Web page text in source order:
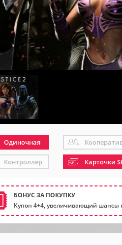
Одиночная
Контроллер Карточки
БОНУС ЗА ПОКУПКУ
Купон 4+4, увеличивающий шансы